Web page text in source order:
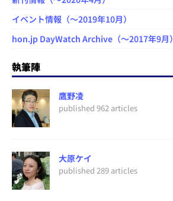
イベント情報（～2019年10月）
hon.jp DayWatch Archive（～2017年9月）
執筆陣
鷹野凌
published 962 articles
大原ケイ
published 289 articles